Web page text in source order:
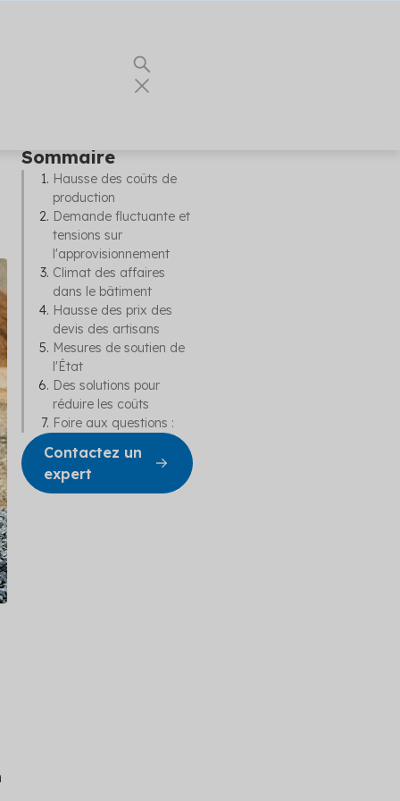
artisans
la
votre
partenaires
Sommaire
Hausse des coûts de
production
Demande fluctuante et
tensions sur
l'approvisionnement
Climat des affaires
dans le bâtiment
Hausse des prix des
devis des artisans
Mesures de soutien de
l'État
Des solutions pour
réduire les coûts
Foire aux questions :
Contactez un
expert